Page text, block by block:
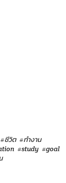
#ชีวิต #ทำงาน
#study #goal